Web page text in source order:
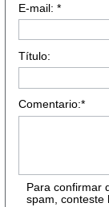
E-mail: *
Título:
Comentario:*
Para confirmar
spam, conteste